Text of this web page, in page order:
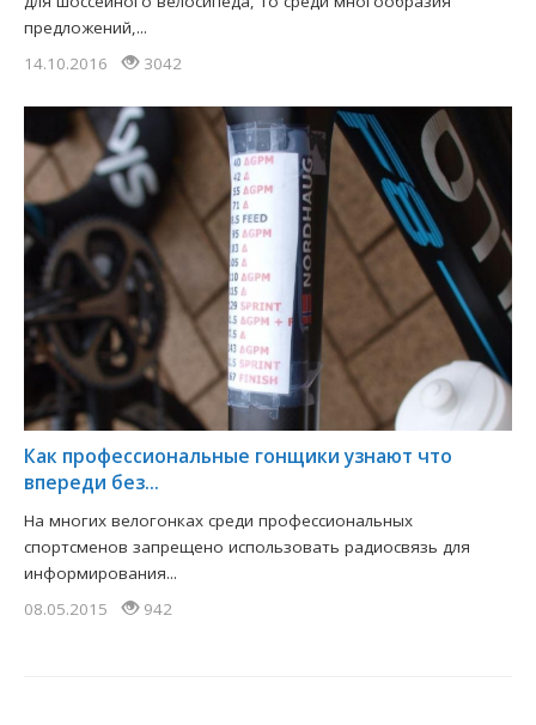
предложений,...
14.10.2016
3042
Как профессиональные гонщики узнают что
впереди без...
На многих велогонках среди профессиональных
спортсменов запрещено использовать радиосвязь для
информирования...
08.05.2015
942